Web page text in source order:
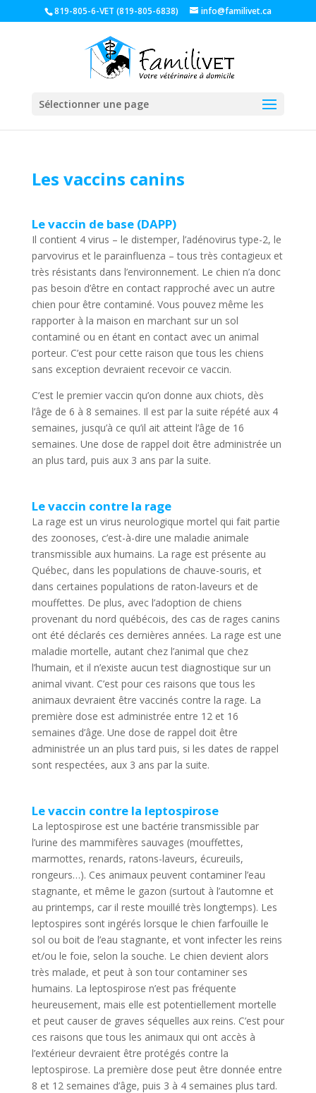
819-805-6-VET (819-805-6838) info@familivet.ca
Sélectionner une page
Les vaccins canins
Le vaccin de base (DAPP)
Il contient 4 virus – le distemper, l’adénovirus type-2, le
parvovirus et le parainfluenza – tous très contagieux et
très résistants dans l’environnement. Le chien n’a donc
pas besoin d’être en contact rapproché avec un autre
chien pour être contaminé. Vous pouvez même les
rapporter à la maison en marchant sur un sol
contaminé ou en étant en contact avec un animal
porteur. C’est pour cette raison que tous les chiens
sans exception devraient recevoir ce vaccin.
C’est le premier vaccin qu’on donne aux chiots, dès
l’âge de 6 à 8 semaines. Il est par la suite répété aux 4
semaines, jusqu’à ce qu’il ait atteint l’âge de 16
semaines. Une dose de rappel doit être administrée un
an plus tard, puis aux 3 ans par la suite.
Le vaccin contre la rage
La rage est un virus neurologique mortel qui fait partie
des zoonoses, c’est-à-dire une maladie animale
transmissible aux humains. La rage est présente au
Québec, dans les populations de chauve-souris, et
dans certaines populations de raton-laveurs et de
mouffettes. De plus, avec l’adoption de chiens
provenant du nord québécois, des cas de rages canins
ont été déclarés ces dernières années. La rage est une
maladie mortelle, autant chez l’animal que chez
l’humain, et il n’existe aucun test diagnostique sur un
animal vivant. C’est pour ces raisons que tous les
animaux devraient être vaccinés contre la rage. La
première dose est administrée entre 12 et 16
semaines d’âge. Une dose de rappel doit être
administrée un an plus tard puis, si les dates de rappel
sont respectées, aux 3 ans par la suite.
Le vaccin contre la leptospirose
La leptospirose est une bactérie transmissible par
l’urine des mammifères sauvages (mouffettes,
marmottes, renards, ratons-laveurs, écureuils,
rongeurs…). Ces animaux peuvent contaminer l’eau
stagnante, et même le gazon (surtout à l’automne et
au printemps, car il reste mouillé très longtemps). Les
leptospires sont ingérés lorsque le chien farfouille le
sol ou boit de l’eau stagnante, et vont infecter les reins
et/ou le foie, selon la souche. Le chien devient alors
très malade, et peut à son tour contaminer ses
humains. La leptospirose n’est pas fréquente
heureusement, mais elle est potentiellement mortelle
et peut causer de graves séquelles aux reins. C’est pour
ces raisons que tous les animaux qui ont accès à
l’extérieur devraient être protégés contre la
leptospirose. La première dose peut être donnée entre
8 et 12 semaines d’âge, puis 3 à 4 semaines plus tard.